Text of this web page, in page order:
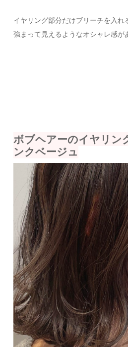
イヤリング部分だけブリーチを入
強まって見えるようなオシャレ感が
ボブヘアーのイヤリン
ンクベージュ